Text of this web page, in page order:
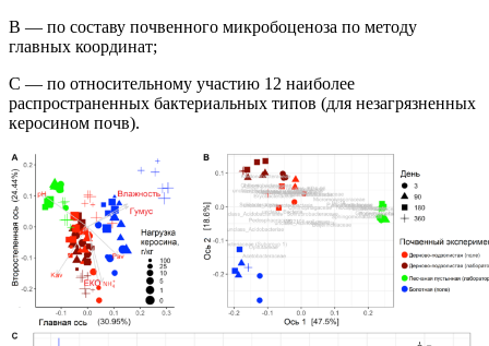
В — по составу почвенного микробоценоза по методу
главных координат;
С — по относительному участию 12 наиболее
распространенных бактериальных типов (для незагрязненных
керосином почв).